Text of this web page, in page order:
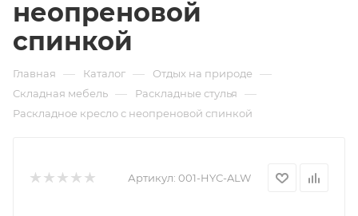
неопреновой
спинкой
Главная — Каталог — Отдых на природе —
Складная мебель — Раскладные стулья —
Раскладное кресло с неопреновой спинкой
Артикул: 001-HYС-ALW